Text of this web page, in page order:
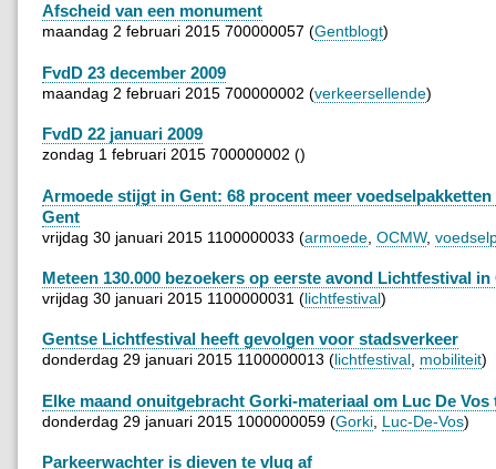
Afscheid van een monument
maandag 2 februari 2015 700000057 (Gentblogt)
FvdD 23 december 2009
maandag 2 februari 2015 700000002 (verkeersellende)
FvdD 22 januari 2009
zondag 1 februari 2015 700000002 ()
Armoede stijgt in Gent: 68 procent meer
Gent
vrijdag 30 januari 2015 1100000033 (armoede OCMW,
Meteen 130.000 bezoekers op eerste avond Lichtfestival in
vrijdag 30 januari 2015 1100000031 (lichtfestival)
Gentse Lichtfestival heeft gevolgen voor stadsverkeer
donderdag 29 januari 2015 1100000013 (lichtfestival, mobiliteit)
Elke maand onuitgebracht Gorki-materiaal om Luc De Vos
donderdag 29 januari 2015 1000000059 (Gorki Luc-De-Vos)
Parkeerwachter is dieven te vlug af